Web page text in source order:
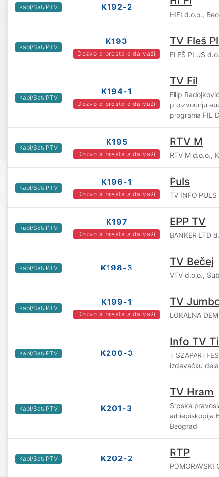
Kabl/Sat/IPTV K192-2
HIFI d.o.o.,
Kabl/Sat/IPTV
K193
Dozvola prestala da važi
TV Fleš
FLEŠ PLUS
Kabl/Sat/IPTV
K194-1
Dozvola prestala da važi
TV Fil
Filip
proizvodnju
programa FIL
Kabl/Sat/IPTV
K195
Dozvola prestala da važi
RTV M
RTV M d.o.o.,
Kabl/Sat/IPTV
K196-1
Dozvola prestala da važi
Puls
TV INFO
Kabl/Sat/IPTV
K197
Dozvola prestala da važi
EPP TV
BANKER LTD
Kabl/Sat/IPTV K198-3 TV Bečej
VTV d.o.o.,
Kabl/Sat/IPTV
K199-1
Dozvola prestala da važi
TV
LOKALNA
Kabl/Sat/IPTV K200-3
Info TV
izdavačku
Kabl/Sat/IPTV K201-3
TV Hram
Srpska
arhiepiskopija
Beograd
Kabl/Sat/IPTV K202-2 RTP
POMORAVSKI